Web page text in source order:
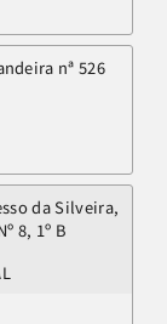
nª 526
da Silveira,
8, 1º B